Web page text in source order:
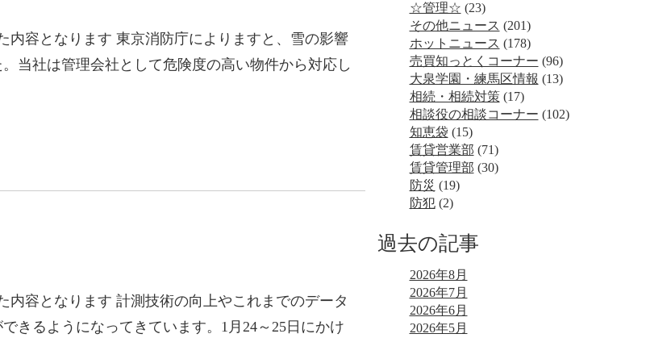
容となります 東京消防庁によりますと、雪の影響
当社は管理会社として危険度の高い物件から対応し
容となります 計測技術の向上やこれまでのデータ
きるようになってきています。1月24～25日にかけ
☆管理☆ (23)
その他ニュース (201)
ホットニュース (178)
売買知っとくコーナー (96)
大泉学園・練馬区情報 (13)
相続・相続対策(17)
相談役の相談コーナー (102)
知恵袋 (15)
賃貸営業部 (71)
賃貸管理部 (30)
防災 (19)
防犯(2)
過去の記事
2026年8月
2026年7月
2026年6月
2026年5月